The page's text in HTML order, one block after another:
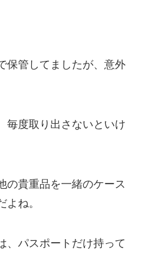
保管してましたが、意外
毎度取り出さないといけ
の貴重品を一緒のケース
ね。
、パスポートだけ持って